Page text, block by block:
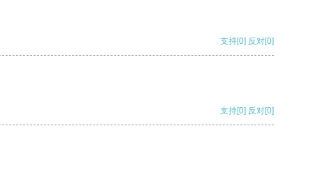
支持[0] 反对[0]
支持[0] 反对[0]